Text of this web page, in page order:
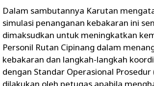
Dalam sambutannya Karutan
simulasi penanganan kebakaran ini
dimaksudkan untuk meningkatkan
Personil Rutan Cipinang dalam
kebakaran dan langkah-langkah
dengan Standar Operasional Prosedur